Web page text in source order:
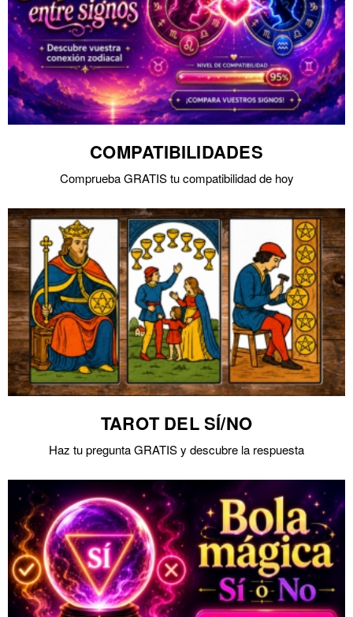
COMPATIBILIDADES
Comprueba GRATIS tu compatibilidad de hoy
TAROT DEL SÍ/NO
Haz tu pregunta GRATIS y descubre la respuesta